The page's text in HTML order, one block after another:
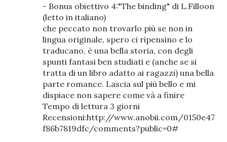
- Bonus obiettivo 4:"The binding" di L.Filloon
(letto in italiano)
che peccato non trovarlo più se non in
lingua originale, spero ci ripensino e lo
traducano, è una bella storia, con degli
spunti fantasi ben studiati e (anche se si
tratta di un libro adatto ai ragazzi) una bella
parte romance. Lascia sul più bello e mi
dispiace non sapere come và a finire
Tempo di lettura 3 giorni
Recensioni:http://www.anobii.com/0150e47
f86b7819dfc/comments?public=0#